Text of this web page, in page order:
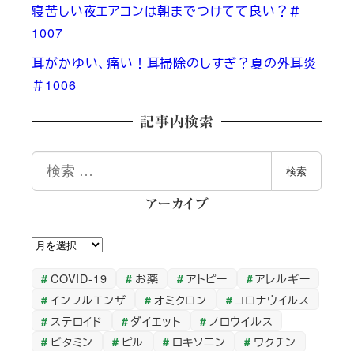
寝苦しい夜エアコンは朝までつけてて良い？＃
1007
耳がかゆい、痛い！耳掃除のしすぎ？夏の外耳炎
＃1006
記事内検索
索
検索
アーカイブ
ア
カ
イ
ブ
COVID-19 お薬 アトピー
アレルギー
インフルエンザ
オミクロン
コロナウイルス
ステロイド
ダイエット
ノロウイルス
ビタミン
ピル ロキソニン
ワクチン